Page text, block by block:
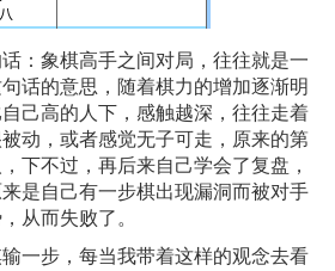
：象棋高手之间对局，往往就是一
话的意思，随着棋力的增加逐渐明
己高的人下，感触越深，往往走着
动，或者感觉无子可走，原来的第
下不过，再后来自己学会了复盘，
是自己有一步棋出现漏洞而被对手
从而失败了。
一步，每当我带着这样的观念去看